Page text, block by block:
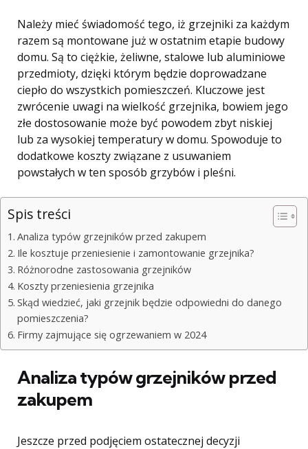
Należy mieć świadomość tego, iż grzejniki za każdym
razem są montowane już w ostatnim etapie budowy
domu. Są to ciężkie, żeliwne, stalowe lub aluminiowe
przedmioty, dzięki którym będzie doprowadzane
ciepło do wszystkich pomieszczeń. Kluczowe jest
zwrócenie uwagi na wielkość grzejnika, bowiem jego
złe dostosowanie może być powodem zbyt niskiej
lub za wysokiej temperatury w domu. Spowoduje to
dodatkowe koszty związane z usuwaniem
powstałych w ten sposób grzybów i pleśni.
Spis treści
Analiza typów grzejników przed zakupem
Ile kosztuje przeniesienie i zamontowanie grzejnika?
Różnorodne zastosowania grzejników
Koszty przeniesienia grzejnika
Skąd wiedzieć, jaki grzejnik będzie odpowiedni do danego
pomieszczenia?
Firmy zajmujące się ogrzewaniem w 2024
Analiza typów grzejników przed
zakupem
Jeszcze przed podjęciem ostatecznej decyzji